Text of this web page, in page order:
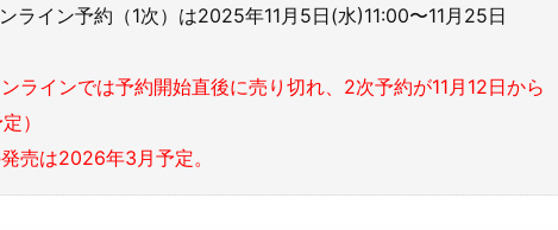
イン予約（1次）は2025年11月5日(水)11:00〜11月25日
ラインでは予約開始直後に売り切れ、2次予約が11月12日から
）
売は2026年3月予定。